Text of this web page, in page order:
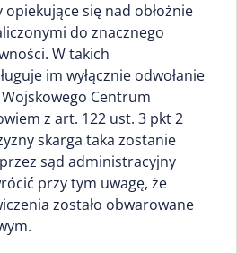
się nad obłożnie
do znacznego
W takich
im wyłącznie odwołanie
Centrum
z art. 122 ust. 3 pkt 2
skarga taka zostanie
sąd administracyjny
przy tym uwagę, że
zostało obwarowane